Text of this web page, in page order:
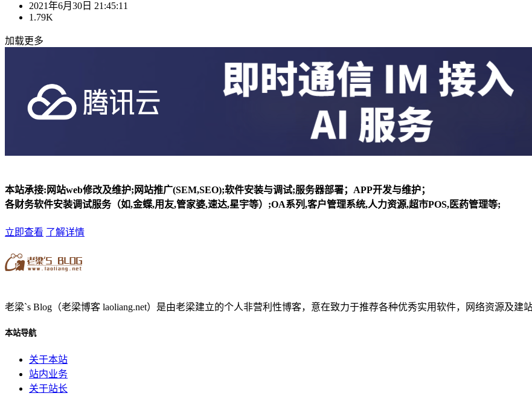
2021年6月30日 21:45:11
1.79K
加载更多
本站承接:网站web修改及维护;网站推广(SEM,SEO);软件安装与调试;服务器部署；APP开发与维护；
各财务软件安装调试服务（如,金蝶,用友,管家婆,速达,星宇等）;OA系列,客户管理系统,人力资源,超市POS,医药管理等;
立即查看 了解详情
老梁`s Blog（老梁博客 laoliang.net）是由老梁建立的个人非营利性博客，意在致力于推荐各种优秀实用软件，网络资源及建
本站导航
关于本站
站内业务
关于站长